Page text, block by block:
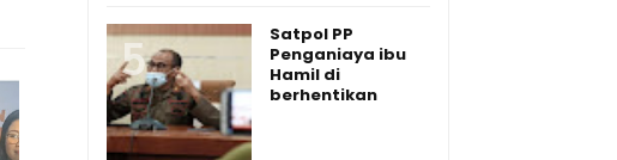
Satpol PP
Penganiaya ibu
Hamil di
berhentikan